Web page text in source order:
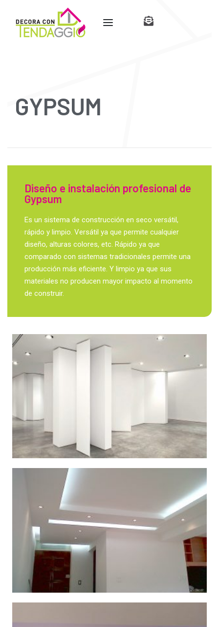
GYPSUM
Diseño e instalación profesional de
Gypsum
Es un sistema de construcción en seco versátil,
rápido y limpio. Versátil ya que permite cualquier
diseño, alturas colores, etc. Rápido ya que
comparado con sistemas tradicionales permite una
producción más eficiente. Y limpio ya que sus
materiales no producen mayor impacto al momento
de construir.